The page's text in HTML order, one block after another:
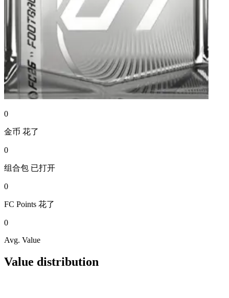
0
金币 花了
0
组合包 已打开
0
FC Points 花了
0
Avg. Value
Value distribution